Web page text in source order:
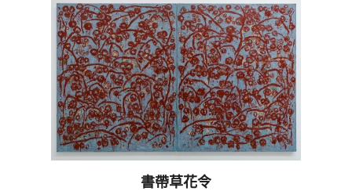
書帶草花令